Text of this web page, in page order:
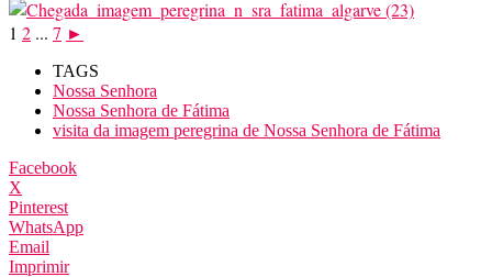
1 2 ... 7 ►
TAGS
Nossa Senhora
Nossa Senhora de Fátima
visita da imagem peregrina de Nossa Senhora de Fátima
Facebook
X
Pinterest
WhatsApp
Email
Imprimir